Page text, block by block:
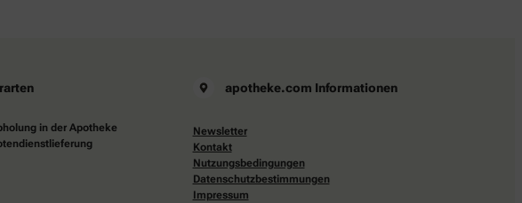
in der Apotheke
apotheke.com Informationen
Newsletter
Kontakt
Nutzungsbedingungen
Datenschutzbestimmungen
Impressum